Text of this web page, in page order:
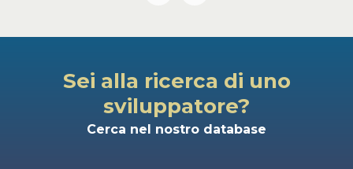
Sei alla ricerca di uno
sviluppatore?
Cerca nel nostro database